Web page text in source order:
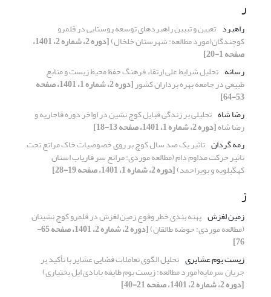
ر
راهبرد تعیین و تبیین راهبردهای توسعه روستایی در قلمرو
کوچندگان(مورد مطالعه: شهرستان خلخال) [دوره 2، شماره 2، 1401،
صفحه 1-20]
رسانه تحلیل شرایط علی ارتقاء فرهنگ حفظ محیط زیست و منابع
طبیعی در جامعه بهره برداران کشور [دوره 2، شماره 1، 1401، صفحه
53-64]
رضا شاه تحلیلی بر زندگی قبایل کوچ نشین در اواخر دوره قاجاریه و
رضا شاه[دوره 2، شماره 1، 1401، صفحه 13-18]
رمه گردان تاثیر یک صد سال کوچ بر روی خصوصیات خاک مراتع تحت
تاثیر حرکت مداوم دام (مطالعه موردی: مراتع سر فاریاب استان
کهگیلویه و بویراحمد)[دوره 2، شماره 1، 1401، صفحه 19-28]
ز
زمین لغزش پهنه بندی خطر وقوع زمین لغزش در قلمرو کوچ نشینان
(مطالعه موردی: حوضه طالقان) [دوره 2، شماره 2، 1401، صفحه 65-
76]
زیست بوم عشایری تحلیل الگوی تعاملات فضایی عشایر با تأکید بر
جریان سرمایه(مورد مطالعه: زیست بوم طایفه بابادی ایل بختیاری)
[دوره 2، شماره 2، 1401، صفحه 21-40]